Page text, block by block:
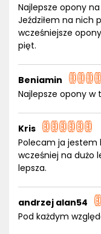
Najlepsze opony
Jeździłem na nich
wcześniejsze
pięt.
Beniamin
Najlepsze opony w
Kris
Polecam ja jestem
wcześniej na dużo
lepsza.
andrzej alan54
Pod każdym